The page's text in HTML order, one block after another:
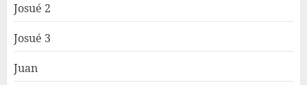
Josué 2
Josué 3
Juan